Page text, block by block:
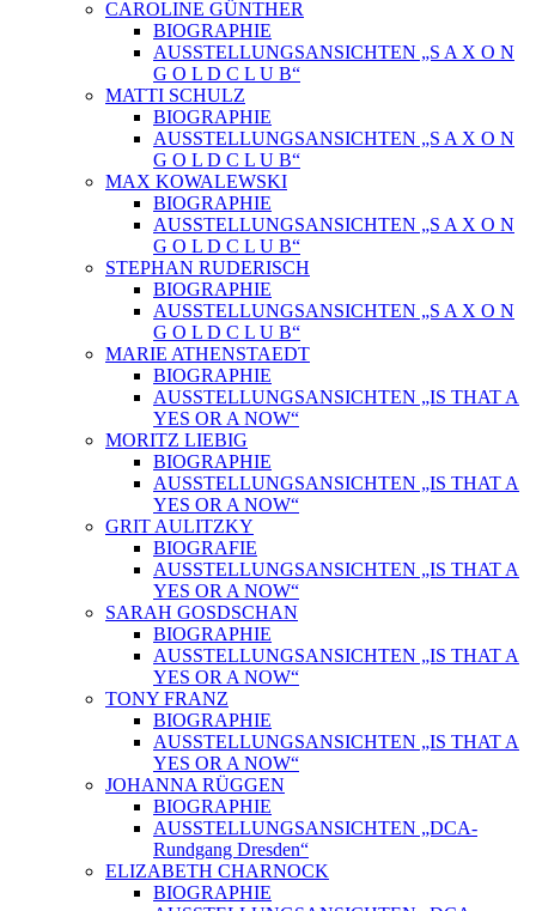
CAROLINE GÜNTHER
BIOGRAPHIE
AUSSTELLUNGSANSICHTEN „S A X O N
G O L D C L U B“
MATTI SCHULZ
BIOGRAPHIE
AUSSTELLUNGSANSICHTEN „S A X O N
G O L D C L U B“
MAX KOWALEWSKI
BIOGRAPHIE
AUSSTELLUNGSANSICHTEN „S A X O N
G O L D C L U B“
STEPHAN RUDERISCH
BIOGRAPHIE
AUSSTELLUNGSANSICHTEN „S A X O N
G O L D C L U B“
MARIE ATHENSTAEDT
BIOGRAPHIE
AUSSTELLUNGSANSICHTEN „IS THAT A
YES OR A NOW“
MORITZ LIEBIG
BIOGRAPHIE
AUSSTELLUNGSANSICHTEN „IS THAT A
YES OR A NOW“
GRIT AULITZKY
BIOGRAFIE
AUSSTELLUNGSANSICHTEN „IS THAT A
YES OR A NOW“
SARAH GOSDSCHAN
BIOGRAPHIE
AUSSTELLUNGSANSICHTEN „IS THAT A
YES OR A NOW“
TONY FRANZ
BIOGRAPHIE
AUSSTELLUNGSANSICHTEN „IS THAT A
YES OR A NOW“
JOHANNA RÜGGEN
BIOGRAPHIE
AUSSTELLUNGSANSICHTEN „DCA-
Rundgang Dresden“
ELIZABETH CHARNOCK
BIOGRAPHIE